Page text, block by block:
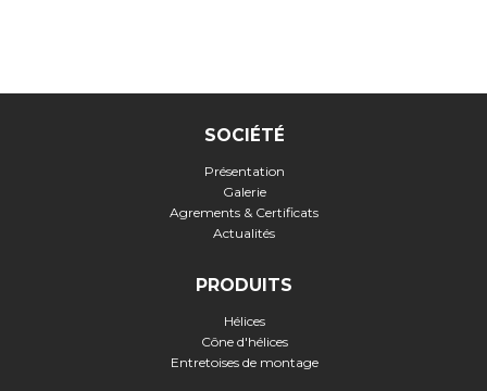
SOCIÉTÉ
Présentation
Galerie
Agrements & Certificats
Actualités
PRODUITS
Hélices
Cône d'hélices
Entretoises de montage